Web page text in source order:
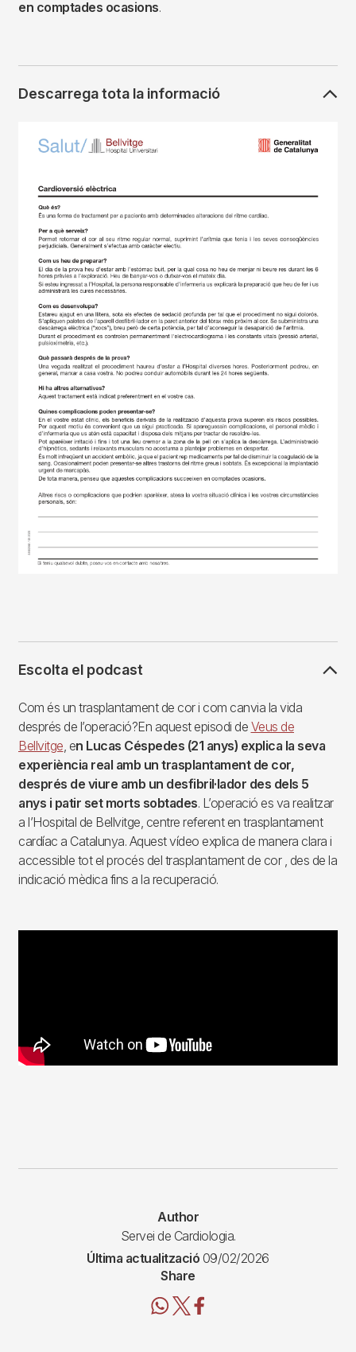
en comptades ocasions.
Descarrega tota la informació
Escolta el podcast
Com és un trasplantament de cor i com canvia la vida
després de l’operació?En aquest episodi de Veus de
Bellvitge, en Lucas Céspedes (21 anys) explica la seva
experiència real amb un trasplantament de cor,
després de viure amb un desfibril·lador des dels 5
anys i patir set morts sobtades. L’operació es va realitzar
a l’Hospital de Bellvitge, centre referent en trasplantament
cardíac a Catalunya. Aquest vídeo explica de manera clara i
accessible tot el procés del trasplantament de cor , des de la
indicació mèdica fins a la recuperació.
Author
Servei de Cardiologia.
Última actualització 09/02/2026
Share